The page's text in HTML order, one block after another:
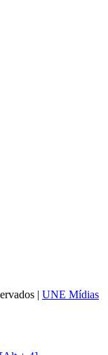
| UNE Mídias